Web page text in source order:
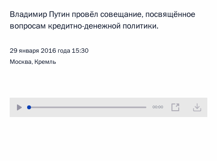
Владимир Путин провёл совещание, посвящённое
вопросам кредитно-денежной политики.
29 января 2016 года 15:30
Москва, Кремль
00:00